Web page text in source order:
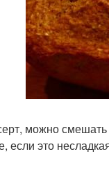
можно
если это